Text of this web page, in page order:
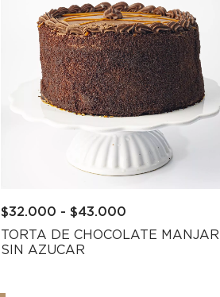
$32.000 - $43.000
TORTA DE CHOCOLATE MANJAR
SIN AZUCAR